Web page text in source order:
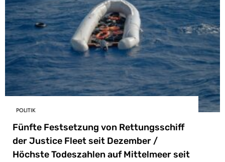
POLITIK
Fünfte Festsetzung von Rettungsschiff
der Justice Fleet seit Dezember /
Höchste Todeszahlen auf Mittelmeer seit